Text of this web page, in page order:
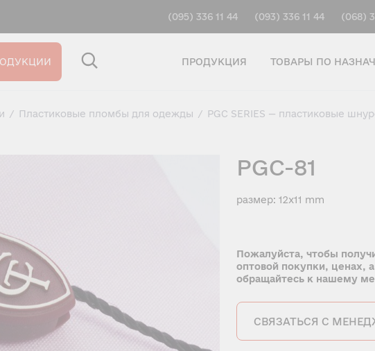
(095) 336 11 44 (093) 336 11 44 (068)
ПРОДУКЦИЯ ТОВАРЫ ПО
/ Пластиковые пломбы для одежды / PGC SERIES — пластиковые
PGC-81
размер: 12x11 mm
Пожалуйста, чтобы
оптовой покупки, ценах,
обращайтесь к нашему
СВЯЗАТЬСЯ С